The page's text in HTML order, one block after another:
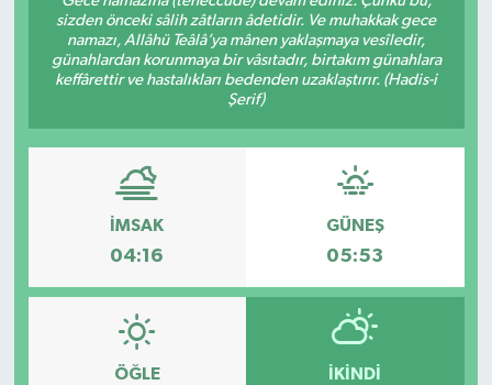
sizden önceki sâlih zâtların âdetidir. Ve muhakkak gece
namazı, Allâhü Teâlâ’ya mânen yaklaşmaya vesîledir,
günahlardan korunmaya bir vâsıtadır, birtakım günahlara
keffârettir ve hastalıkları bedenden uzaklaştırır. (Hadis-i
Şerif)
İMSAK
04:16
GÜNEŞ
05:53
ÖĞLE İKINDI